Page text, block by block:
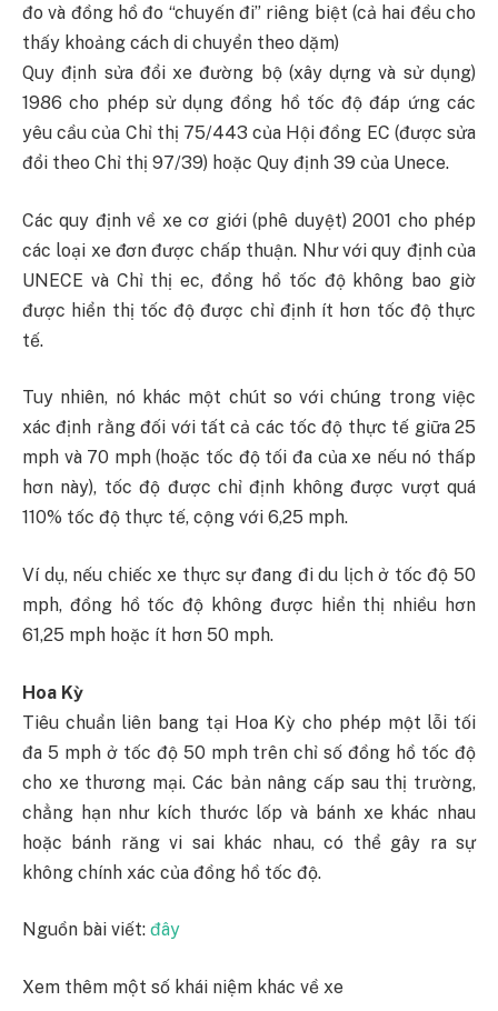
đo và đồng hồ đo “chuyến đi” riêng biệt (cả hai đều cho
thấy khoảng cách di chuyển theo dặm)
Quy định sửa đổi xe đường bộ (xây dựng và sử dụng)
1986 cho phép sử dụng đồng hồ tốc độ đáp ứng các
yêu cầu của Chỉ thị 75/443 của Hội đồng EC (được sửa
đổi theo Chỉ thị 97/39) hoặc Quy định 39 của Unece.
Các quy định về xe cơ giới (phê duyệt) 2001 cho phép
các loại xe đơn được chấp thuận. Như với quy định của
UNECE và Chỉ thị ec, đồng hồ tốc độ không bao giờ
được hiển thị tốc độ được chỉ định ít hơn tốc độ thực
tế.
Tuy nhiên, nó khác một chút so với chúng trong việc
xác định rằng đối với tất cả các tốc độ thực tế giữa 25
mph và 70 mph (hoặc tốc độ tối đa của xe nếu nó thấp
hơn này), tốc độ được chỉ định không được vượt quá
110% tốc độ thực tế, cộng với 6,25 mph.
Ví dụ, nếu chiếc xe thực sự đang đi du lịch ở tốc độ 50
mph, đồng hồ tốc độ không được hiển thị nhiều hơn
61,25 mph hoặc ít hơn 50 mph.
Hoa Kỳ
Tiêu chuẩn liên bang tại Hoa Kỳ cho phép một lỗi tối
đa 5 mph ở tốc độ 50 mph trên chỉ số đồng hồ tốc độ
cho xe thương mại. Các bản nâng cấp sau thị trường,
chẳng hạn như kích thước lốp và bánh xe khác nhau
hoặc bánh răng vi sai khác nhau, có thể gây ra sự
không chính xác của đồng hồ tốc độ.
Nguồn bài viết: đây
Xem thêm một số khái niệm khác về xe